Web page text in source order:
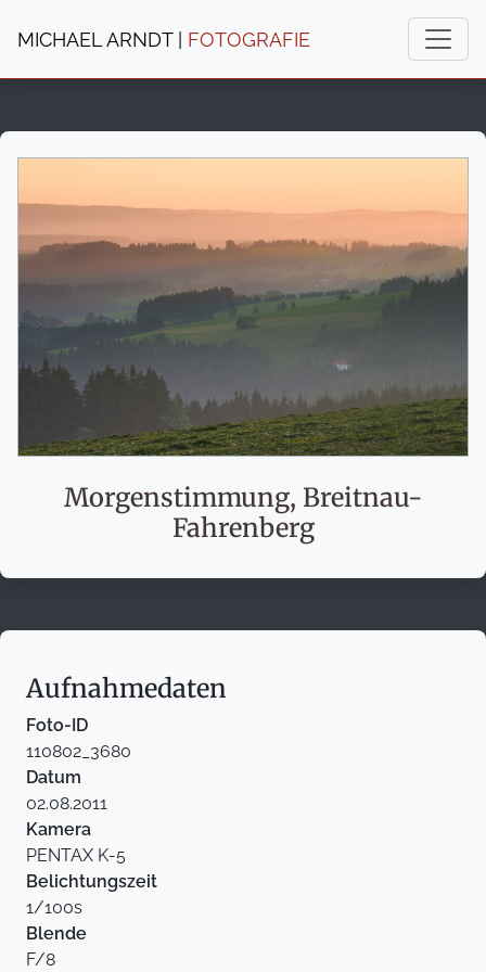
MICHAEL ARNDT | FOTOGRAFIE
Morgenstimmung, Breitnau-
Fahrenberg
Aufnahmedaten
Foto-ID
110802_3680
Datum
02.08.2011
Kamera
PENTAX K-5
Belichtungszeit
1/100s
Blende
F/8